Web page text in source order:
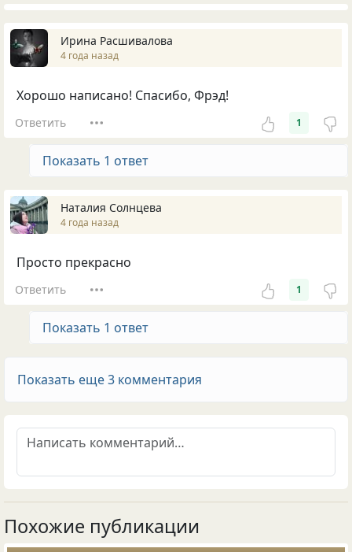
Ирина Расшивалова
4 года назад
Хорошо написано! Спасибо, Фрэд!
Ответить 1
Показать 1 ответ
Наталия Солнцева
4 года назад
Просто прекрасно
Ответить 1
Показать 1 ответ
Показать еще 3 комментария
Похожие публикации